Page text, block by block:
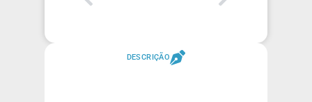
DESCRIÇÃO